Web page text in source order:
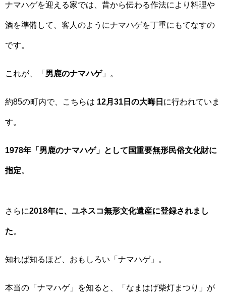
ナマハゲを迎える家では、昔から伝わる作法により料理や
酒を準備して、客人のようにナマハゲを丁重にもてなすの
です。
これが、「 男鹿のナマハゲ」。
約85の町内で、こちらは 12月31日の大晦日 に行われていま
す。
1978年「男鹿のナマハゲ」として国重要無形民俗文化財に
指定。
さらに2018年に、ユネスコ無形文化遺産に登録されまし
た。
知れば知るほど、おもしろい「ナマハゲ」。
本当の「ナマハゲ」を知ると、「なまはげ柴灯まつり」が